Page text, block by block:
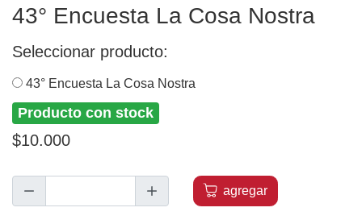
43° Encuesta La Cosa Nostra
Seleccionar producto:
43° Encuesta La Cosa Nostra
Producto con stock
$10.000
agregar